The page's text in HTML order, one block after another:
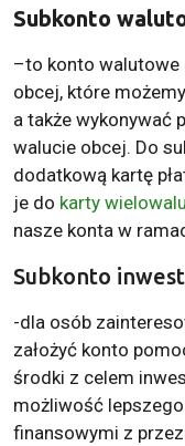
Subkonto
–to konto walutowe
obcej, które
a także wykonywać
walucie obcej. Do
dodatkową kartę
je do karty
nasze konta w
Subkonto
-dla osób
założyć konto
środki z celem
możliwość
finansowymi z